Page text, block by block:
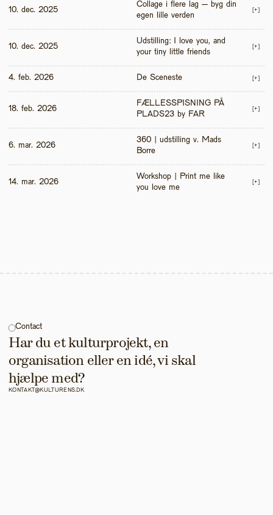
10. dec. 2025
Collage i flere lag – byg din
egen lille verden
[+]
10. dec. 2025
Udstilling: I love you, and
your tiny little friends
[+]
4. feb. 2026 De Sceneste [+]
18. feb. 2026
FÆLLESSPISNING PÅ
PLADS23 by FAR
[+]
6. mar. 2026
360 | udstilling v. Mads
Borre
[+]
14. mar. 2026
Workshop | Print me like
you love me
[+]
Contact
Har du et kulturprojekt, en
organisation eller en idé, vi skal
hjælpe med?
KONTAKT@KULTURENS.DK